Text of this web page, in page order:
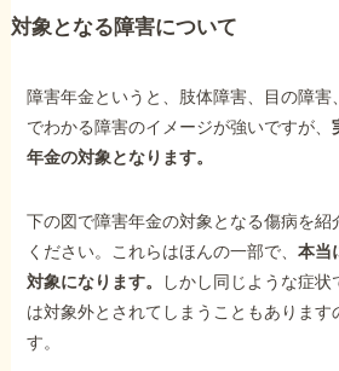
対象となる障害について
障害年金というと、肢体障害、目の障害
でわかる障害のイメージが強いですが、
年金の対象となります。
下の図で障害年金の対象となる傷病を紹
ください。これらはほんの一部で、本当
対象になります。
しかし同じような症
は対象外とされてしまうこともあります
す。